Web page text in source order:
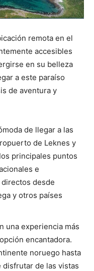
remota en el
accesibles
en su belleza
a este paraíso
de aventura y
de llegar a las
de Leknes y
principales puntos
e
desde
y otros países
una experiencia más
encantadora.
noruego hasta
de las vistas